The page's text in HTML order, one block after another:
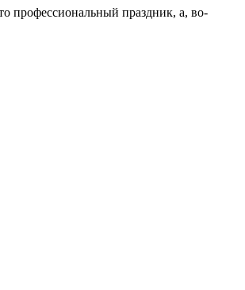
профессиональный праздник, а, во-